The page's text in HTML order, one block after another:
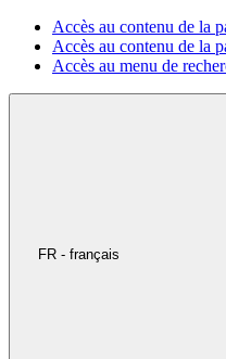
Accès au contenu de la
Accès au contenu de la
Accès au menu de
FR - français